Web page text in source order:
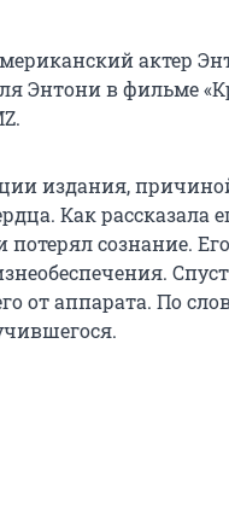
актер
Энтони в фильме
издания,
Как рассказала
потерял сознание.
от аппарата. По